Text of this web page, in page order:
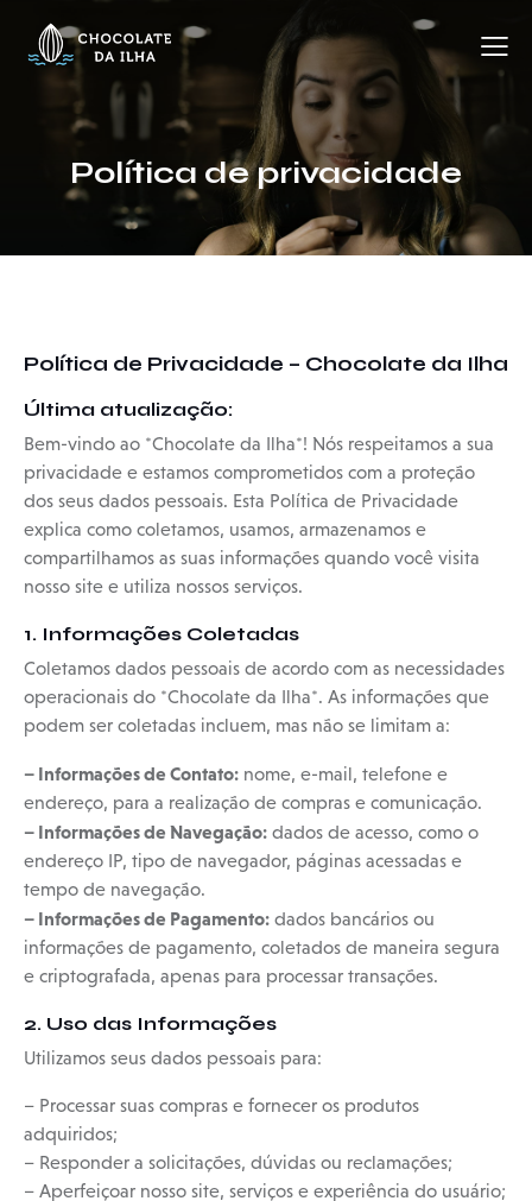
Política de privacidade
Política de Privacidade – Chocolate da Ilha
Última atualização:
Bem-vindo ao *Chocolate da Ilha*! Nós respeitamos a sua
privacidade e estamos comprometidos com a proteção
dos seus dados pessoais. Esta Política de Privacidade
explica como coletamos, usamos, armazenamos e
compartilhamos as suas informações quando você visita
nosso site e utiliza nossos serviços.
1. Informações Coletadas
Coletamos dados pessoais de acordo com as necessidades
operacionais do *Chocolate da Ilha*. As informações que
podem ser coletadas incluem, mas não se limitam a:
– Informações de Contato: nome, e-mail, telefone e
endereço, para a realização de compras e comunicação.
– Informações de Navegação: dados de acesso, como o
endereço IP, tipo de navegador, páginas acessadas e
tempo de navegação.
– Informações de Pagamento: dados bancários ou
informações de pagamento, coletados de maneira segura
e criptografada, apenas para processar transações.
2. Uso das Informações
Utilizamos seus dados pessoais para:
– Processar suas compras e fornecer os produtos
adquiridos;
– Responder a solicitações, dúvidas ou reclamações;
– Aperfeiçoar nosso site, serviços e experiência do usuário;